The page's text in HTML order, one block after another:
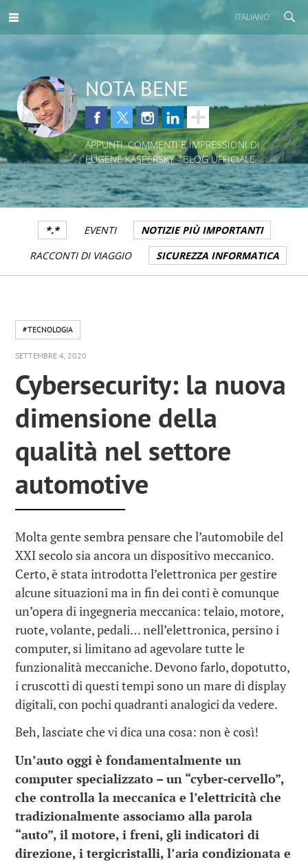
ITALIANO
NOTA BENE
APPUNTI, COMMENTI E IMPRESSIONI DI
EUGENE KASPERSKY - BLOG UFFICIALE
*.* EVENTI
NOTIZIE PIÙ IMPORTANTI
RACCONTI DI VIAGGIO
SICUREZZA INFORMATICA
#TECNOLOGIA
SETTEMBRE 4, 2020
Cybersecurity: la nuova
dimensione della
qualità nel settore
automotive
Molta gente sembra pensare che l’automobile del
XXI secolo sia ancora un dispositivo meccanico.
Certo, è stata introdotta l’elettronica per gestire
alcune situazioni ma in fin dei conti è comunque
un’opera di ingegneria meccanica: telaio, motore,
ruote, volante, pedali… nell’elettronica, persino i
computer, si limitano ad agevolare tutte le
funzionalità meccaniche. Devono farlo, dopotutto,
i cruscotti di questi tempi sono un mare di display
digitali, con pochi quadranti analogici da vedere.
Beh, lasciate che vi dica una cosa: non è così!
Un’auto oggi è fondamentalmente un
computer specializzato – un “cyber-cervello”,
che controlla la meccanica e l’elettricità che
tradizionalmente associamo alla parola
“auto”, il motore, i freni, gli indicatori di
direzione, i tergicristalli, l’aria condizionata e